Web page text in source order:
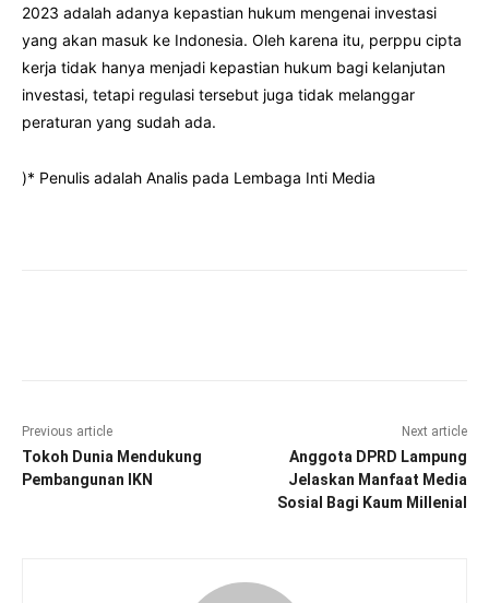
2023 adalah adanya kepastian hukum mengenai investasi
yang akan masuk ke Indonesia. Oleh karena itu, perppu cipta
kerja tidak hanya menjadi kepastian hukum bagi kelanjutan
investasi, tetapi regulasi tersebut juga tidak melanggar
peraturan yang sudah ada.
)* Penulis adalah Analis pada Lembaga Inti Media
Previous article
Tokoh Dunia Mendukung
Pembangunan IKN
Next article
Anggota DPRD Lampung
Jelaskan Manfaat Media
Sosial Bagi Kaum Millenial